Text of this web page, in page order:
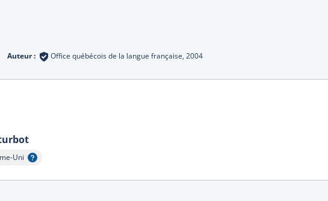
Auteur : Office québécois de la langue française, 2004
Uni
l'infobulle